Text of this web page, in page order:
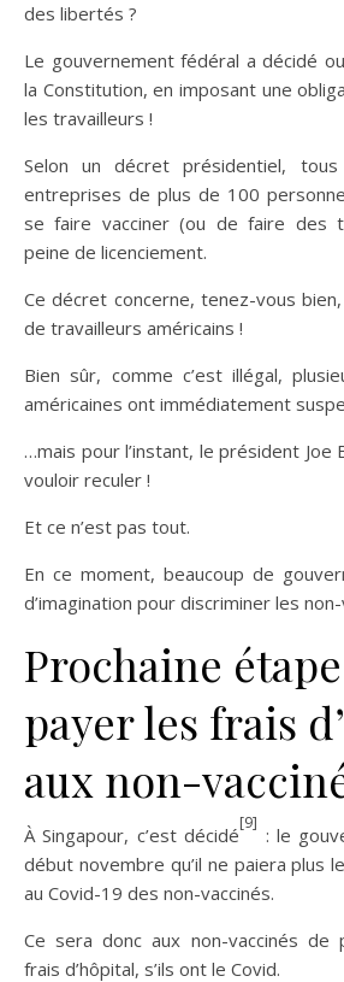
des libertés ?
Le gouvernement fédéral a décidé
la Constitution, en imposant une
les travailleurs !
Selon un décret présidentiel,
entreprises de plus de 100
se faire vacciner (ou de faire des
peine de licenciement.
Ce décret concerne, tenez-vous
de travailleurs américains !
Bien sûr, comme c’est illégal,
américaines ont immédiatement
…mais pour l’instant, le président Joe
vouloir reculer !
Et ce n’est pas tout.
En ce moment, beaucoup de
d’imagination pour discriminer les
Prochaine
payer les frais
aux non-
À Singapour, c’est décidé
[9]
: le
début novembre qu’il ne paiera plus
au Covid-19 des non-vaccinés.
Ce sera donc aux non-vaccinés de
frais d’hôpital, s’ils ont le Covid.